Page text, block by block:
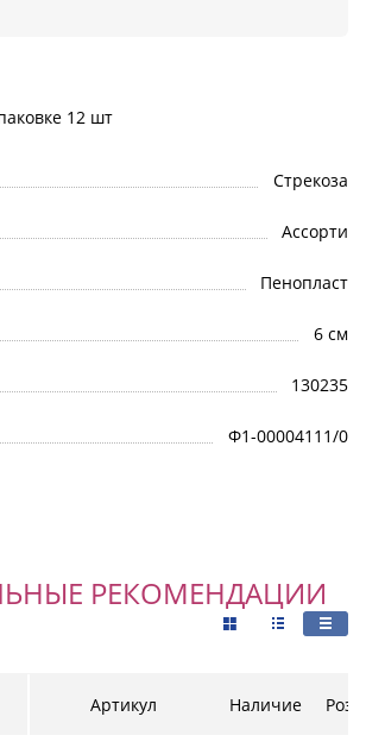
12 шт
Стрекоза
Ассорти
Пенопласт
6 см
130235
Ф1-00004111/0
РЕКОМЕНДАЦИИ
Артикул Наличие